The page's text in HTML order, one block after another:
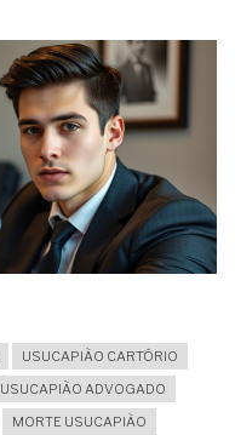
USUCAPIÃO CARTÓRIO
USUCAPIÃO ADVOGADO
MORTE USUCAPIÃO